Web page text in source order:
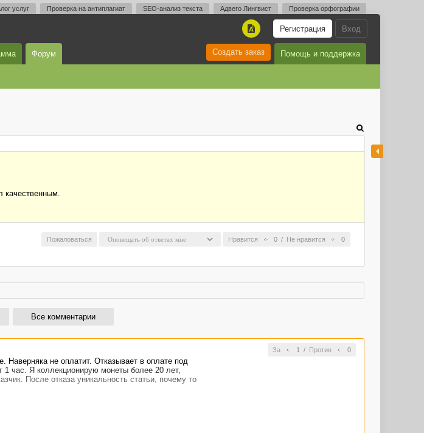
услуг Проверка на антиплагиат SEO-анализ текста Адвего Лингвист Проверка орфографии
Вход
Регистрация
A
Форум Помощь и поддержка
Создать заказ
качественным.
Нравится 0 / Не нравится 0
Пожаловаться
Все комментарии
За 1 / Против 0
Наверняка не оплатит. Отказывает в оплате под
1 час. Я коллекционирую монеты более 20 лет,
После отказа уникальность статьи, почему то